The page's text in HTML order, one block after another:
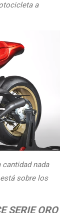
a
cantidad nada
sobre los
SERIE ORO